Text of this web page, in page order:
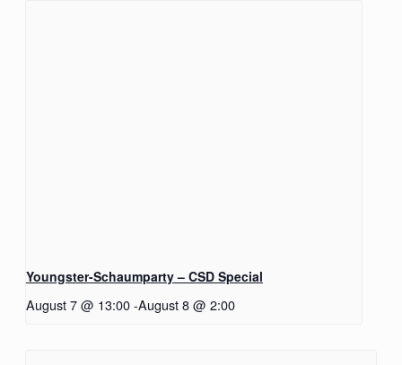
Youngster-Schaumparty – CSD Special
August 7 @ 13:00-August 8 @ 2:00